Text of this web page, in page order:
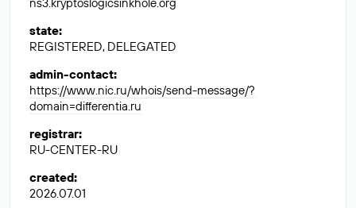
state:
REGISTERED, DELEGATED
admin-contact:
https://www.nic.ru/whois/send-message/?
domain=differentia.ru
registrar:
RU-CENTER-RU
created:
2026.07.01